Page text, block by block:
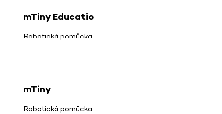
mTiny Educatio
Robotická pomůcka
mTiny
Robotická pomůcka